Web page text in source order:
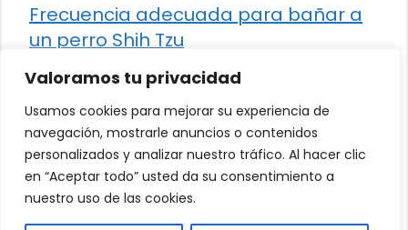
Valoramos tu privacidad
Usamos cookies para mejorar su experiencia de
navegación, mostrarle anuncios o contenidos
personalizados y analizar nuestro tráfico. Al hacer clic
en “Aceptar todo” usted da su consentimiento a
nuestro uso de las cookies.
Frecuencia adecuada para bañar a
un perro Shih Tzu
Comparación entre Apache Storm y
Spark Streaming
Cómo detener la diarrea en un gato
¿Los frutos rojos son seguros para
que los perros los consuman?